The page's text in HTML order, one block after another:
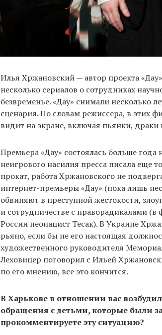
Илья Хржановский — автор проекта
несколько сериалов о сотрудниках
безвременье. «Дау» снимали несколько
сценария. По словам режиссера, в этих
видит на экране, включая пьянки,
Премьера «Дау» состоялась больше
неигрового насилия пресса писала еще
прокат, работа Хржановского не
интернет-премьеры «Дау» (пока лишь
обвиняют в преступной жестокости,
и сотрудничестве с праворадикалами
России неонацист Тесак). В Украине
рьяно, если бы не его настоящая
художественного руководителя
Леховицер поговорил с Ильей
по его мнению, все это кончится.
В Харькове в отношении вас
обращения с детьми, которые были
прокомментируете эту ситуацию?